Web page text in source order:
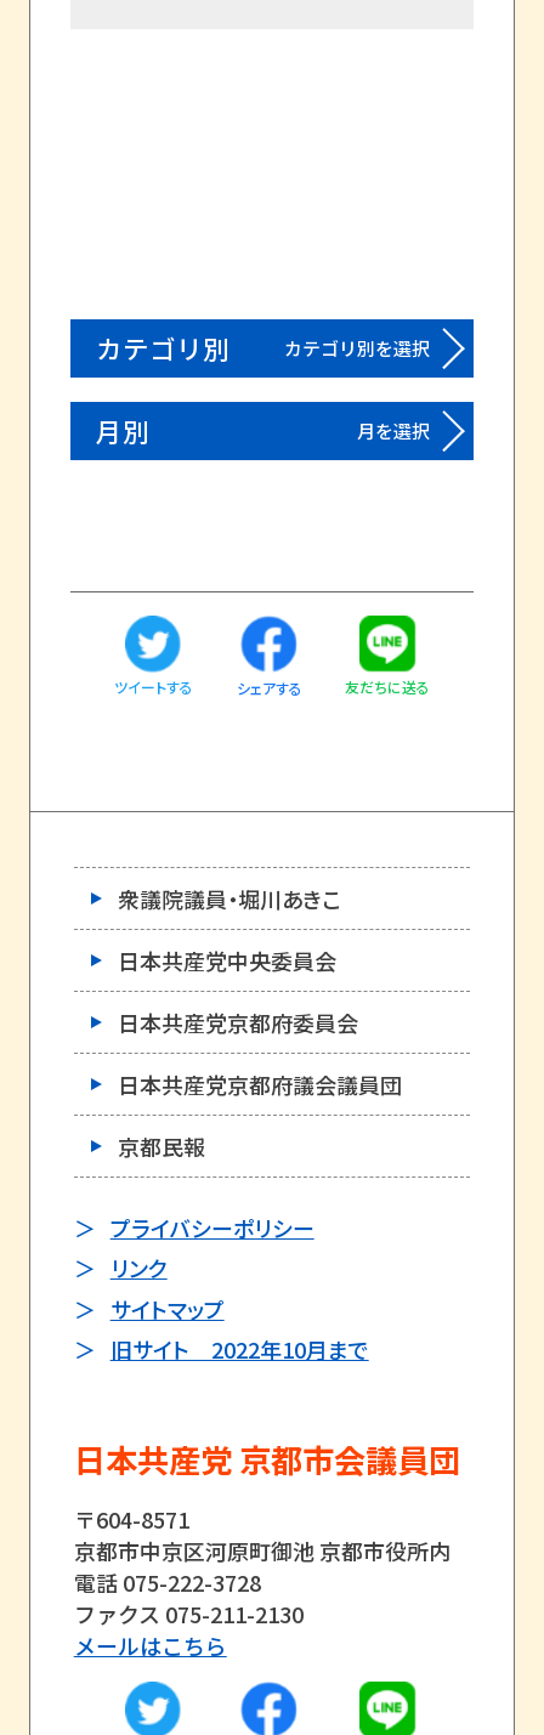
カテゴリ別 カテゴリ別を選択
月別 月を選択
ツイートする シェアする 友だちに送る
日本共産党 京都市会議員団
〒604-8571
京都市中京区河原町御池 京都市役所内
電話 075-222-3728
ファクス 075-211-2130
メールはこちら
衆議院議員・堀川あきこ
日本共産党中央委員会
日本共産党京都府委員会
日本共産党京都府議会議員団
京都民報
プライバシーポリシー
リンク
サイトマップ
旧サイト 2022年10月まで